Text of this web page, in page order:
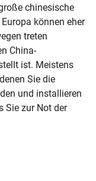
chinesische
können eher
treten
China-
ist. Meistens
Sie die
und installieren
Sie zur Not der